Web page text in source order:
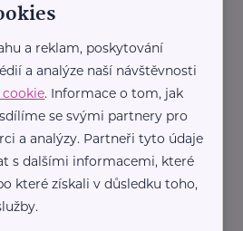
péči a
...
a reklam, poskytování
a analýze naší návštěvnosti
. Informace o tom, jak
se svými partnery pro
a analýzy. Partneři tyto údaje
s dalšími informacemi, které
které získali v důsledku toho,